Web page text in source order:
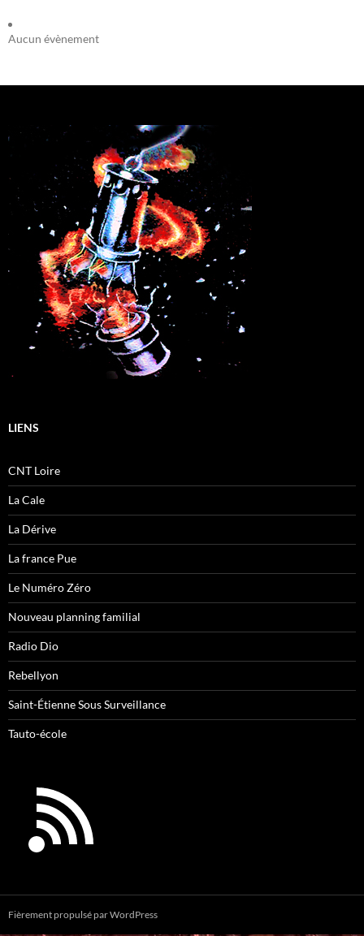
Aucun évènement
LIENS
CNT Loire
La Cale
La Dérive
La france Pue
Le Numéro Zéro
Nouveau planning familial
Radio Dio
Rebellyon
Saint-Étienne Sous Surveillance
Tauto-école
Fièrement propulsé par WordPress